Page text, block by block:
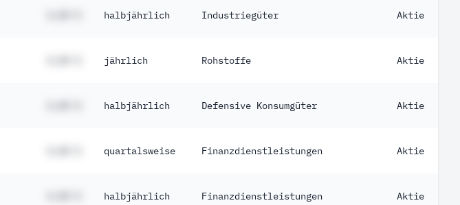
halbjährlich Industriegüter Aktie
jährlich Rohstoffe Aktie
halbjährlich Defensive Konsumgüter Aktie
quartalsweise Finanzdienstleistungen Aktie
halbjährlich Finanzdienstleistungen Aktie